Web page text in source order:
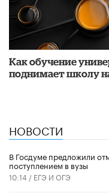
​Как обучение
поднимает школу
НОВОСТИ
В Госдуме предложили
поступлением в вузы
10:14 / ЕГЭ И ОГЭ